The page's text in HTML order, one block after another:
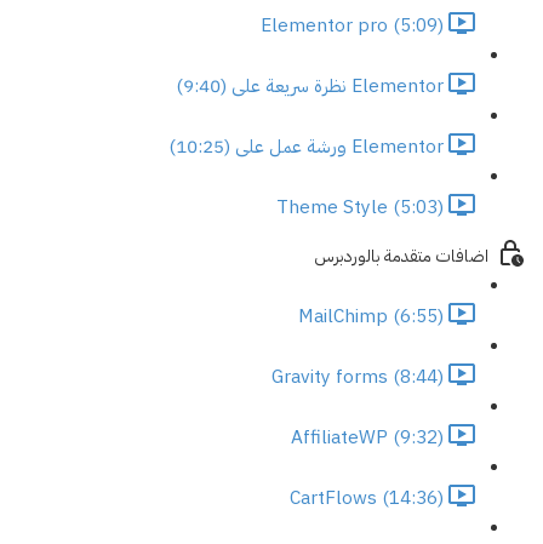
Elementor pro (5:09)
Elementor نظرة سريعة على (9:40)
Elementor ورشة عمل على (10:25)
Theme Style (5:03)
اضافات متقدمة بالوردبرس
MailChimp (6:55)
Gravity forms (8:44)
AffiliateWP (9:32)
CartFlows (14:36)